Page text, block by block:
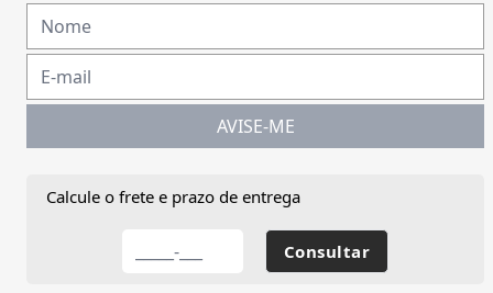
AVISE-ME
Calcule o frete e prazo de entrega